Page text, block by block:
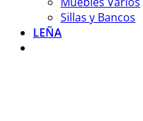
Sillas y Bancos
LEÑA